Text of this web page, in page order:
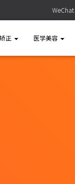
WeChat
正 医学美容